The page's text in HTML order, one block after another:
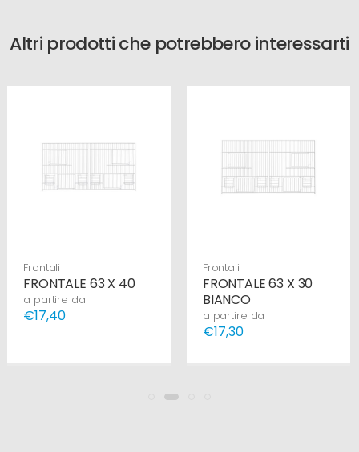
Altri prodotti che potrebbero interessarti
Frontali
FRONTALE 63 X 40
a partire da
€17,40
Frontali
FRONTALE 63 X 30
BIANCO
a partire da
€17,30